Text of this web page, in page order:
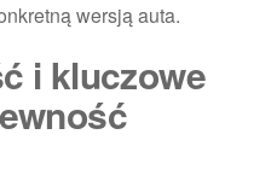
wersją auta.
i kluczowe